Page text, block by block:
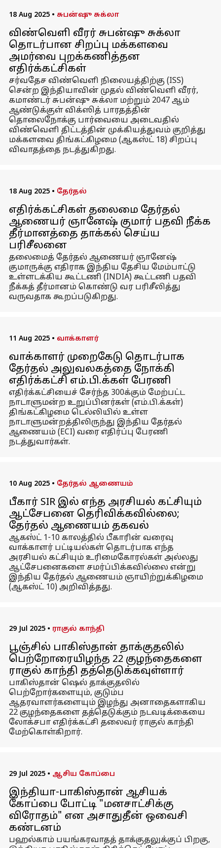
18 Aug 2025 • சுபன்ஷு சுக்லா
விண்வெளி வீரர் சுபன்ஷு சுக்லா
தொடர்பான சிறப்பு மக்களவை
அமர்வை புறக்கணித்தன
எதிர்க்கட்சிகள்
சர்வதேச விண்வெளி நிலையத்திற்கு (ISS)
சென்ற இந்தியாவின் முதல் விண்வெளி வீரர்,
கமாண்டர் சுபன்ஷு சுக்லா மற்றும் 2047 ஆம்
ஆண்டுக்குள் விக்ஸித் பாரதத்தின்
தொலைநோக்கு பார்வையை அடைவதில்
விண்வெளி திட்டத்தின் முக்கியத்துவம் குறித்து
மக்களவை திங்கட்கிழமை (ஆகஸ்ட் 18) சிறப்பு
விவாதத்தை நடத்துகிறது.
18 Aug 2025 • தேர்தல்
எதிர்க்கட்சிகள் தலைமை தேர்தல்
ஆணையர் ஞானேஷ் குமார் பதவி நீக்க
தீர்மானத்தை தாக்கல் செய்ய
பரிசீலனை
தலைமைத் தேர்தல் ஆணையர் ஞானேஷ்
குமாருக்கு எதிராக இந்திய தேசிய மேம்பாட்டு
உள்ளடக்கிய கூட்டணி (INDIA) கூட்டணி பதவி
நீக்கத் தீர்மானம் கொண்டு வர பரிசீலித்து
வருவதாக கூறப்படுகிறது.
11 Aug 2025 • வாக்காளர்
வாக்காளர் முறைகேடு தொடர்பாக
தேர்தல் அலுவலகத்தை நோக்கி
எதிர்க்கட்சி எம்.பி.க்கள் பேரணி
எதிர்க்கட்சியைச் சேர்ந்த 300க்கும் மேற்பட்ட
நாடாளுமன்ற உறுப்பினர்கள் (எம்.பி.க்கள்)
திங்கட்கிழமை டெல்லியில் உள்ள
நாடாளுமன்றத்திலிருந்து இந்திய தேர்தல்
ஆணையம் (ECI) வரை எதிர்ப்பு பேரணி
நடத்துவார்கள்.
10 Aug 2025 • தேர்தல் ஆணையம்
பீகார் SIR இல் எந்த அரசியல் கட்சியும்
ஆட்சேபனை தெரிவிக்கவில்லை;
தேர்தல் ஆணையம் தகவல்
ஆகஸ்ட் 1-10 காலத்தில் பீகாரின் வரைவு
வாக்காளர் பட்டியல்கள் தொடர்பாக எந்த
அரசியல் கட்சியும் உரிமைகோரல்கள் அல்லது
ஆட்சேபனைகளை சமர்ப்பிக்கவில்லை என்று
இந்திய தேர்தல் ஆணையம் ஞாயிற்றுக்கிழமை
(ஆகஸ்ட் 10) அறிவித்தது.
29 Jul 2025 • ராகுல் காந்தி
பூஞ்சில் பாகிஸ்தான் தாக்குதலில்
பெற்றோரையிழந்த 22 குழந்தைகளை
ராகுல் காந்தி தத்தெடுக்கவுள்ளார்
பாகிஸ்தான் ஷெல் தாக்குதலில்
பெற்றோர்களையும், குடும்ப
ஆதரவாளர்களையும் இழந்து அனாதைகளாகிய
22 குழந்தைகளை தத்தெடுக்கும் நடவடிக்கையை
லோக்சபா எதிர்க்கட்சி தலைவர் ராகுல் காந்தி
மேற்கொள்கிறார்.
29 Jul 2025 • ஆசிய கோப்பை
இந்தியா-பாகிஸ்தான் ஆசியக்
கோப்பை போட்டி "மனசாட்சிக்கு
விரோதம்" என அசாதுதீன் ஒவைசி
கண்டனம்
பஹல்காம் பயங்கரவாதத் தாக்குதலுக்குப் பிறகு,